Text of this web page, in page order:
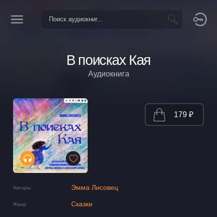
В поисках Кая
Аудиокнига
Авторы Эмма Лисовец
Жанр Сказки
179 ₽